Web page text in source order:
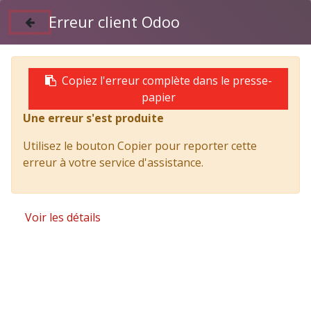
Suivez nous sur Facebook
Products
Benne arrière et coffre TITAN // M30 CREW M
Erreur client Odoo
Copiez l'erreur complète dans le presse-
papier
Une erreur s'est produite
Utilisez le bouton Copier pour reporter cette
erreur à votre service d'assistance.
Voir les détails